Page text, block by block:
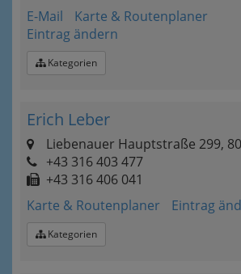
E-Mail
Karte & Routenplaner
Eintrag ändern
Kategorien
Erich Leber
Liebenauer Hauptstraße 299,
+43 316 403 477
+43 316 406 041
Karte & Routenplaner
Eintrag
Kategorien